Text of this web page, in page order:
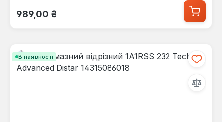
Звичайна ціна:
989,00 ₴
В наявності